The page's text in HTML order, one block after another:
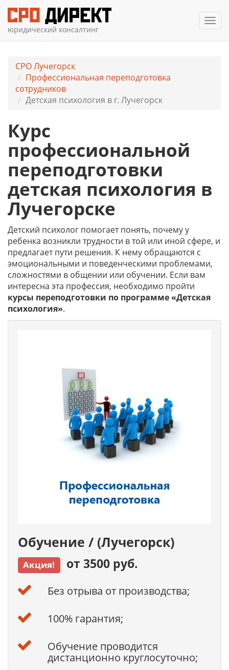
юридический консалтинг
СРО Лучегорск
Профессиональная переподготовка
сотрудников
Детская психология в г. Лучегорск
Курс
профессиональной
переподготовки
детская психология в
Лучегорске
Детский психолог помогает понять, почему у
ребенка возникли трудности в той или иной сфере, и
предлагает пути решения. К нему обращаются с
эмоциональными и поведенческими проблемами,
сложностями в общении или обучении. Если вам
интересна эта профессия, необходимо пройти
курсы переподготовки по программе «Детская
психология».
Обучение / (Лучегорск)
Акция! от 3500 руб.
Без отрыва от производства;
100% гарантия;
Обучение проводится
дистанционно круглосуточно;